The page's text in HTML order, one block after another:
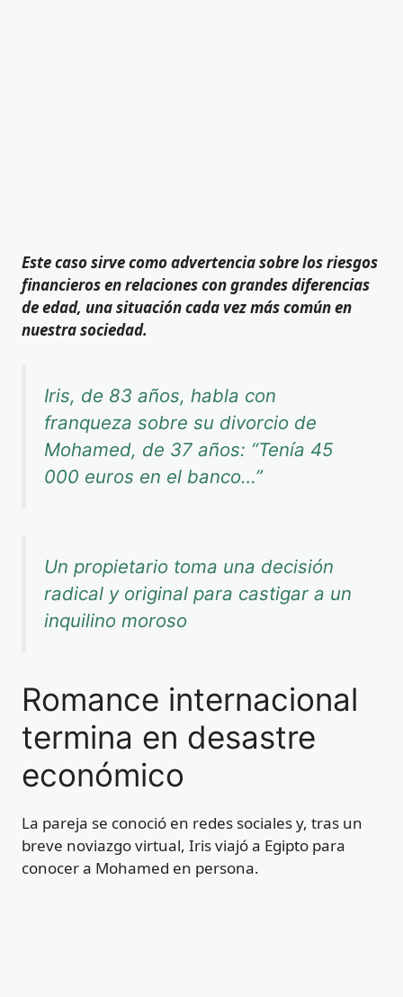
Este caso sirve como advertencia sobre los riesgos
financieros en relaciones con grandes diferencias
de edad, una situación cada vez más común en
nuestra sociedad.
Iris, de 83 años, habla con
franqueza sobre su divorcio de
Mohamed, de 37 años: “Tenía 45
000 euros en el banco…”
Un propietario toma una decisión
radical y original para castigar a un
inquilino moroso
Romance internacional
termina en desastre
económico
La pareja se conoció en redes sociales y, tras un
breve noviazgo virtual, Iris viajó a Egipto para
conocer a Mohamed en persona.